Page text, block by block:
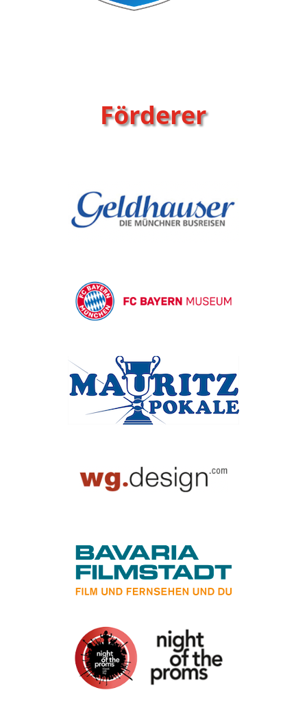
Förderer